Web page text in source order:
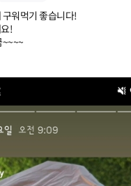
워먹기 좋습니다!
!
~~~~